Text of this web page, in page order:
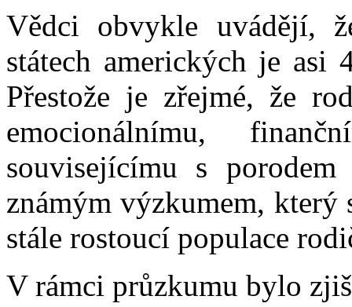
Vědci obvykle uvádějí,
státech amerických je asi
Přestože je zřejmé, že
emocionálnímu,
souvisejícímu s
známým výzkumem,
stále rostoucí populace
V rámci průzkumu bylo